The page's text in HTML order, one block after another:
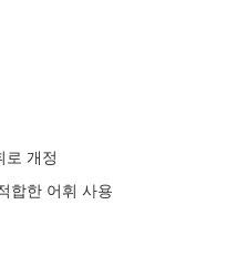
로 개정
합한 어휘 사용